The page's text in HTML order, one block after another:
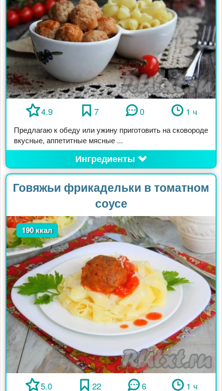
4.9 7 0 1 ч
Предлагаю к обеду или ужину приготовить на сковороде
вкусные, аппетитные мясные ...
Ингредиенты
Говяжьи фрикадельки в томатном
соусе
190 ккал
5.0 22 6 1 ч